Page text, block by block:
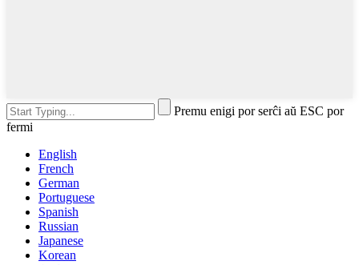
Premu enigi por serĉi aŭ ESC por
fermi
English
French
German
Portuguese
Spanish
Russian
Japanese
Korean